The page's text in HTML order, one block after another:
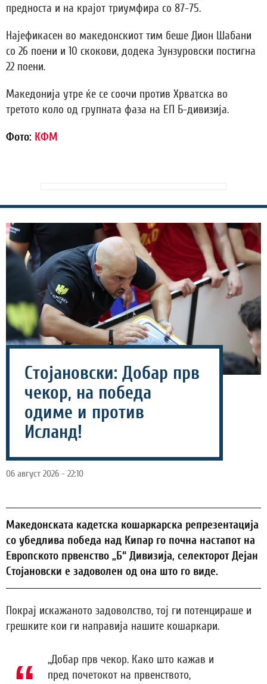
предноста и на крајот триумфира со 87-75.
Најефикасен во македонскиот тим беше Дион Шабани
со 26 поени и 10 скокови, додека Зунзуровски постигна
22 поени.
Македонија утре ќе се соочи против Хрватска во
третото коло од групната фаза на ЕП Б-дивизија.
Фото: КФМ
Стојановски: Добар прв
чекор, на победа
одиме и против
Исланд!
06 август 2026 - 22:10
Македонската кадетска кошаркарска репрезентација
со убедлива победа над Кипар го почна настапот на
Европското првенство „Б“ Дивизија, селекторот Дејан
Стојановски е задоволен од она што го виде.
Покрај искажаното задоволство, тој ги потенцираше и
грешките кои ги направија нашите кошаркари.
„Добар прв чекор. Како што кажав и
пред почетокот на првенството,